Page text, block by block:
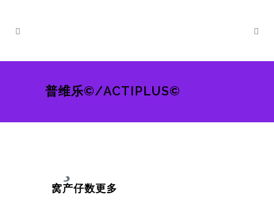
普维乐©/ACTIPLUS©
窝产仔数更多